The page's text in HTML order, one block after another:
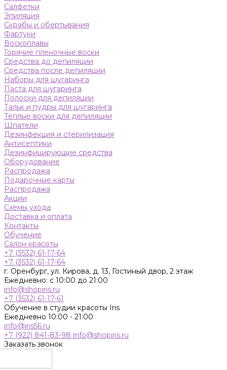
Салфетки
Эпиляция
Скрабы и обертывания
Фартуки
Воскоплавы
Горячие пленочные воски
Средства до депиляции
Средства после депиляции
Наборы для шугаринга
Паста для шугаринга
Полоски для депиляции
Тальк и пудры для шугаринга
Теплые воски для депиляции
Шпатели
Дезинфекция и стерилизация
Антисептики
Дезинфицирующие средства
Оборудование
Распродажа
Подарочные карты
Распродажа
Акции
Схемы ухода
Доставка и оплата
Контакты
Обучение
Салон красоты
+7 (3532) 61-17-64
+7 (3532) 61-17-64
г. Оренбург, ул. Кирова, д. 13, Гостиный двор, 2 этаж
Ежедневно: с 10:00 до 21:00
info@shopiris.ru
+7 (3532) 61-17-61
Обучение в студии красоты Iris
Ежедневно 10:00 - 21:00
info@iris56.ru
+7 (922) 841-83-98 info@shopiris.ru
Заказать звонок